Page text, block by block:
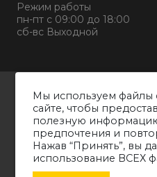
Режим работы
пн-пт с 09:00 до 18:00
сб-вс Выходной
Все права защищены © 2026
ООО "ДИЗАЛЬТ"
ИНН 6318069799 ОГРН
Политика
Согласие на обработку
Обращаем ваше внимание на то, что
Мы используем файлы
сайте, чтобы
полезную
предпочтения и
Нажав “Принять”, вы
использование ВСЕХ